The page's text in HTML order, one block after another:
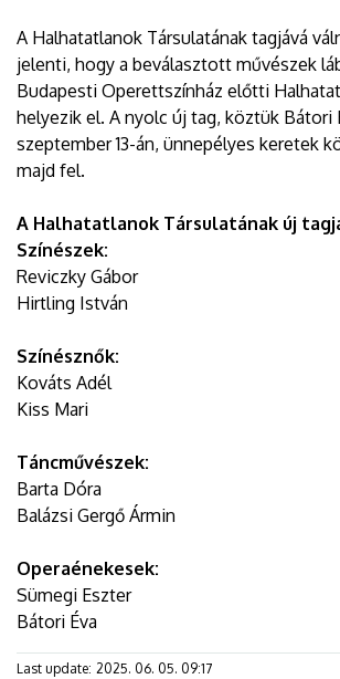
A Halhatatlanok Társulatának tagjává
jelenti, hogy a beválasztott művészek
Budapesti Operettszínház előtti
helyezik el. A nyolc új tag, köztük Bátori
szeptember 13-án, ünnepélyes keretek
majd fel.
A Halhatatlanok Társulatának új
Színészek:
Reviczky Gábor
Hirtling István
Színésznők:
Kováts Adél
Kiss Mari
Táncművészek:
Barta Dóra
Balázsi Gergő Ármin
Operaénekesek:
Sümegi Eszter
Bátori Éva
Last update: 2025. 06. 05. 09:17